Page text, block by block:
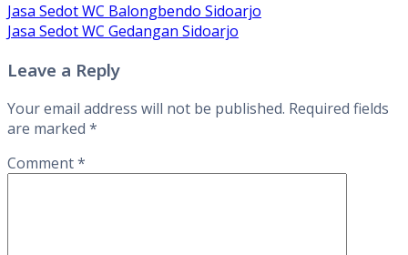
Jasa Sedot WC Balongbendo Sidoarjo
Jasa Sedot WC Gedangan Sidoarjo
Leave a Reply
Your email address will not be published. Required fields
are marked *
Comment*